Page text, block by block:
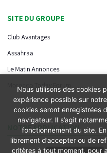
SITE DU GROUPE
Club Avantages
Assahraa
Le Matin Annonces
Morocco Today Forum
NOTRE APPLICATION
Nous utilisons des cookies
expérience possible sur
cookies seront enregistrées
navigateur. Il s’agit
fonctionnement du site.
librement d’accepter ou de
critères à tout moment, pour